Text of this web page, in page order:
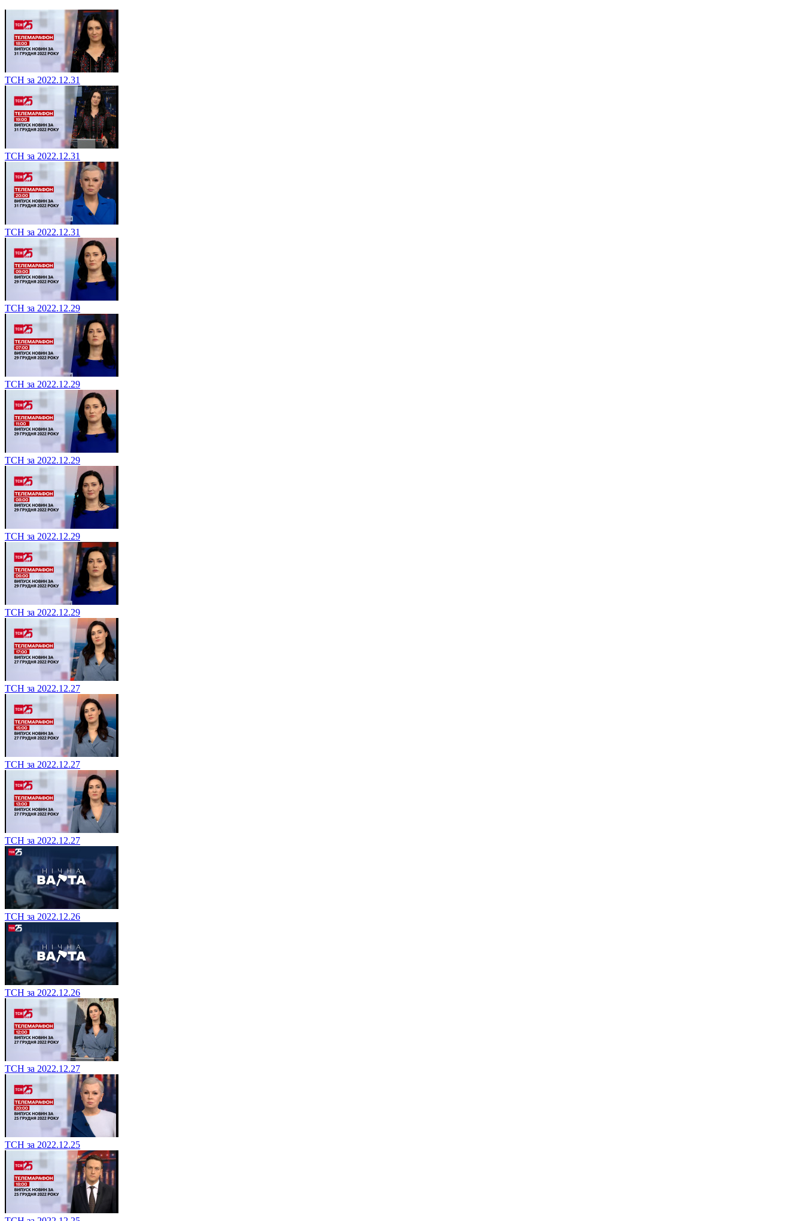
ТСН за 2022.12.31
ТСН за 2022.12.31
ТСН за 2022.12.31
ТСН за 2022.12.29
ТСН за 2022.12.29
ТСН за 2022.12.29
ТСН за 2022.12.29
ТСН за 2022.12.29
ТСН за 2022.12.27
ТСН за 2022.12.27
ТСН за 2022.12.27
ТСН за 2022.12.26
ТСН за 2022.12.26
ТСН за 2022.12.27
ТСН за 2022.12.25